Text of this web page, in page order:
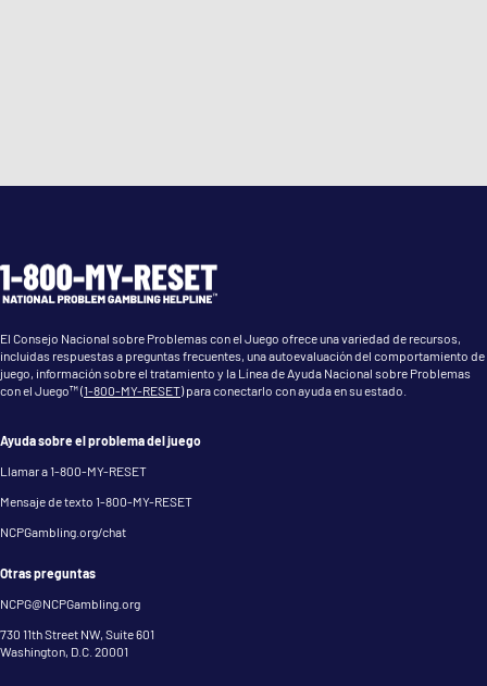
El Consejo Nacional sobre Problemas con el Juego ofrece una variedad de recursos,
incluidas respuestas a preguntas frecuentes, una autoevaluación del comportamiento de
juego, información sobre el tratamiento y la Línea de Ayuda Nacional sobre Problemas
con el Juego™ (1-800-MY-RESET) para conectarlo con ayuda en su estado.
Ayuda sobre el problema del juego
Llamar a 1-800-MY-RESET
Mensaje de texto 1-800-MY-RESET
NCPGambling.org/chat
Otras preguntas
NCPG@NCPGambling.org
730 11th Street NW, Suite 601
Washington, D.C. 20001